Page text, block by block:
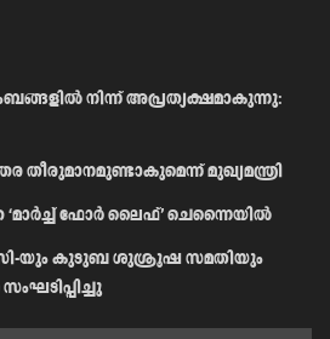
നിന്ന് അപ്രത്യക്ഷമാകുന്നു:
തീരുമാനമുണ്ടാകുമെന്ന് മുഖ്യമന്ത്രി
‘മാർച്ച് ഫോർ ലൈഫ്’ ചെന്നൈയിൽ
യും കുടുബ ശുശ്രൂഷ സമതിയും